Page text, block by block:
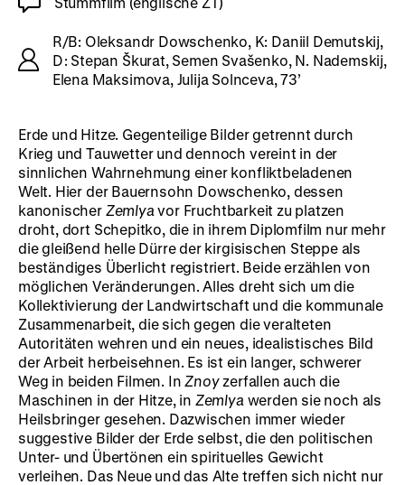
R/B: Oleksandr Dowschenko, K: Daniil Demutskij,
D: Stepan Škurat, Semen Svašenko, N. Nademskij,
Elena Maksimova, Julija Solnceva, 73’
Erde und Hitze. Gegenteilige Bilder getrennt durch
Krieg und Tauwetter und dennoch vereint in der
sinnlichen Wahrnehmung einer konfliktbeladenen
Welt. Hier der Bauernsohn Dowschenko, dessen
kanonischer Zemlyavor Fruchtbarkeit zu platzen
droht, dort Schepitko, die in ihrem Diplomfilm nur mehr
die gleißend helle Dürre der kirgisischen Steppe als
beständiges Überlicht registriert. Beide erzählen von
möglichen Veränderungen. Alles dreht sich um die
Kollektivierung der Landwirtschaft und die kommunale
Zusammenarbeit, die sich gegen die veralteten
Autoritäten wehren und ein neues, idealistisches Bild
der Arbeit herbeisehnen. Es ist ein langer, schwerer
Weg in beiden Filmen. InZnoyzerfallen auch die
Maschinen in der Hitze, in Zemlya werden sie noch als
Heilsbringer gesehen. Dazwischen immer wieder
suggestive Bilder der Erde selbst, die den politischen
Unter- und Übertönen ein spirituelles Gewicht
verleihen. Das Neue und das Alte treffen sich nicht nur